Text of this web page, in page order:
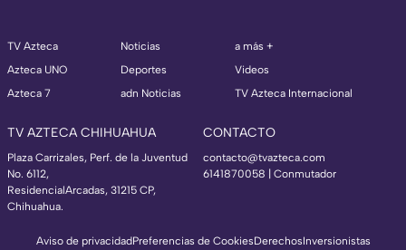
TV Azteca
Azteca UNO
Azteca 7
Noticias
Deportes
adn Noticias
a más +
Videos
TV Azteca Internacional
TV AZTECA CHIHUAHUA
Plaza Carrizales, Perf. de la Juventud
No. 6112,
ResidencialArcadas, 31215 CP,
Chihuahua.
CONTACTO
contacto@tvazteca.com
6141870058 | Conmutador
Aviso de privacidadPreferencias de CookiesDerechosInversionistas